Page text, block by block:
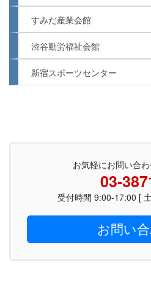
すみだ産業会館
渋谷勤労福祉会館
新宿スポーツセンター
お気軽にお問い合わ
03-
受付時間 9:00-17:00 [
お問い